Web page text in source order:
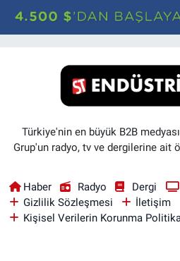
Türkiye'nin en büyük B2B
Grup'un radyo, tv ve dergilerine ait
Haber Radyo Dergi
Gizlilik Sözleşmesi
İletişim
Kişisel Verilerin Korunma